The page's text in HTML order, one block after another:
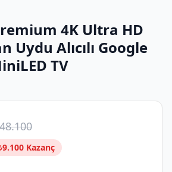
4K Ultra HD
Uydu Alıcılı Google
TV
48.100
9.100 Kazanç